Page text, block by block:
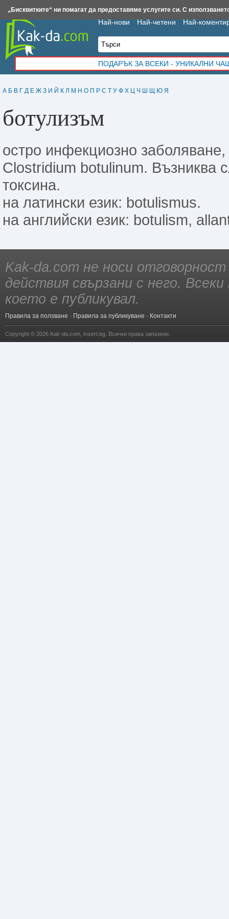
А Б В Г Д Е Ж З И Й К Л М Н О П Р С Т У Ф Х Ц Ч Ш Щ Ю Я
ботулизъм
остро инфекциозно
Clostridium botulinum. Възниква
токсина.
на латински език: botulismus.
на английски език: botulism,
Най-нови Най-четени Най-
ПОДАРЪК ЗА ВСЕКИ - УНИКАЛНИ
Insert.bg Framar.bg Kak-da.com Iztochnik.com BauBau.bg NewAge.bg
Kak-da.com не носи
действия свързани с него.
което е публикувал.
Правила за ползване · Правила за публикуване · Контакти
Copyright © 2026 Kak-da.com Insert.bg . Всички права запазени.
„Бисквитките“ ни помагат да предоставяме услугите си. С